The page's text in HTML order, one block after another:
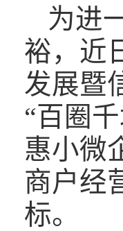
为进
裕，近
发展暨
“百圈
惠小微
商户经
标。